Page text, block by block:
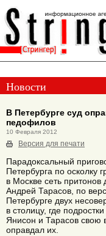
Новости
В Петербурге суд
педофилов
10 Февраля 2012
Версия для печати
Парадоксальный
Петербурга по осколку
в Москве сеть
Андрей Тарасов, по
Петербурге двух
в столицу, где
Янисон и Тарасов свою
оправдал их.